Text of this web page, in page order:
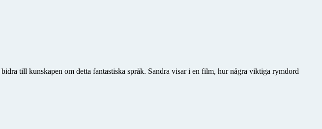
till kunskapen om detta fantastiska språk. Sandra visar i en film, hur några viktiga rymdord